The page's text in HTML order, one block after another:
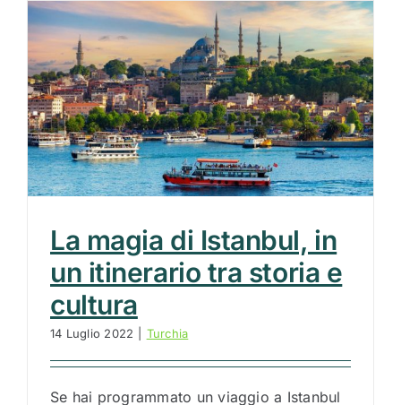
La magia di Istanbul, in
un itinerario tra storia e
cultura
14 Luglio 2022 Turchia
Se hai programmato un viaggio a Istanbul